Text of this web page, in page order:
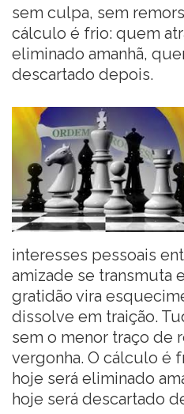
sem culpa, sem
cálculo é frio: quem
eliminado amanhã,
descartado depois.
interesses pessoais
amizade se transmuta
gratidão vira
dissolve em traição.
sem o menor traço de
vergonha. O cálculo é
hoje será eliminado
hoje será descartado